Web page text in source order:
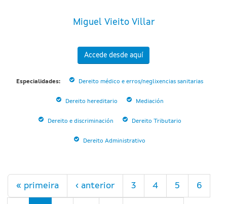
Miguel Vieito Villar
Accede desde aquí
Especialidades: Dereito médico e erros/neglixencias sanitarias
Dereito hereditario Mediación
Dereito e discriminación Dereito Tributario
Dereito Administrativo
Páginas
« primeira ‹ anterior 3 4 5 6